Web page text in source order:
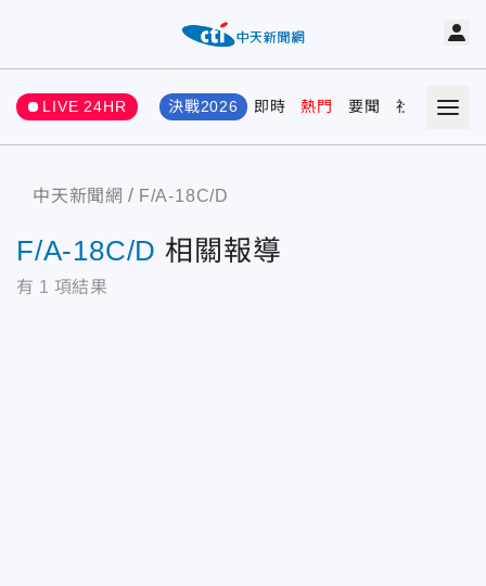
LIVE 24HR 決戰2026 即時 熱門 要聞 社會 娛樂
中天新聞網 F/A-18C/D
F/A-18C/D 相關報導
有 1 項結果